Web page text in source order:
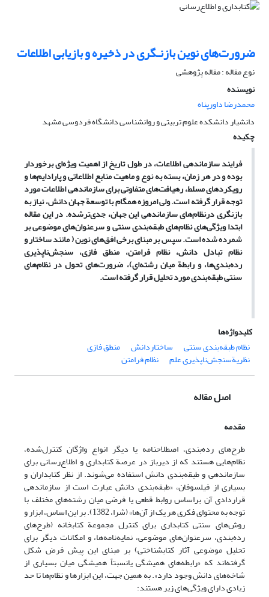
ضرورت‌های نوین بازنـگری در ذخیره و بازیابی اطلاعات
نوع مقاله : مقاله پژوهشی
نویسنده
محمدرضا داورپناه
دانشیار دانشکده علوم تربیتی و روانشناسی دانشگاه فردوسی مشهد
چکیده
فرایند سازماندهی اطلاعات، در طول تاریخ از اهمیت ویژه‌ای برخوردار
بوده و در هر زمان، بسته به نوع و ماهیت منابع اطلاعاتی و پارادایم‌ها و
رویکردهای مسلط، رهیافت‌های متفاوتی برای سازماندهی اطلاعات مورد
توجه قرار گرفته است. ولی امروزه همگام با توسعة جهان دانش، نیاز به
بازنگری درنظام‌های سازماندهی این جهان، جدی‌ترشده. در این مقاله
ابتدا ویژگی‌های نظام‌های طبقه‌بندی سنتی و سرعنوان‌های موضوعی بر
شمرده شده است. سپس بر مبنای برخی افق‌های نوین ( مانند ساختار و
نظام تبادل دانش، نظام فرامتن، منطق فازی، سنجش‌ناپذیری
رده‌بندی‌ها، و رابطة میان رشته‌ای)، ضرورت‌های تحول در نظام‌های
سنتی طبقه‌بندی مورد تحلیل قرار گرفته است.
کلیدواژه‌ها
نظام طبقه‌بندی سنتی
ساختاردانش منطق فازی
نظریةسنجش‌ناپذیری علم نظام فرامتن
اصل مقاله
مقدمه
طرح‌های رده‌بندی، اصطلاحنامه یا دیگر انواع واژگان کنترل‌شده،
نظام‌هایی هستند که از دیرباز در عرصة کتابداری و اطلاع‌رسانی برای
سازماندهی و طبقه‌بندی دانش استفاده می‌شوند. از نظر کتابداران و
بسیاری از فیلسوفان، «طبقه‌بندی دانش عبارت است از سازماندهی
قراردادی آن براساس روابط قطعی یا فرضی میان رشته‌های مختلف با
توجه به محتوای فکری هر یک از آن‌ها» (شرا، 1382). بر این اساس، ابزار و
روش‌های سنتی کتابداری برای کنترل مجموعة کتابخانه (طرح‌های
رده‌بندی، سرعنوان‌های موضوعی، نمایه‌نامه‌ها، و امکانات دیگر برای
تحلیل موضوعی آثار کتابشناختی) بر مبنای این پیش فرض شکل
گرفته‌اند که «رابطه‌های همیشگی یانسبتاً همیشگی میان بسیاری از
شاخه‌های دانش وجود دارد». به همین جهت، این ابزارها و نظام‌ها تا حد
زیادی دارای ویژگی‌های زیر هستند: